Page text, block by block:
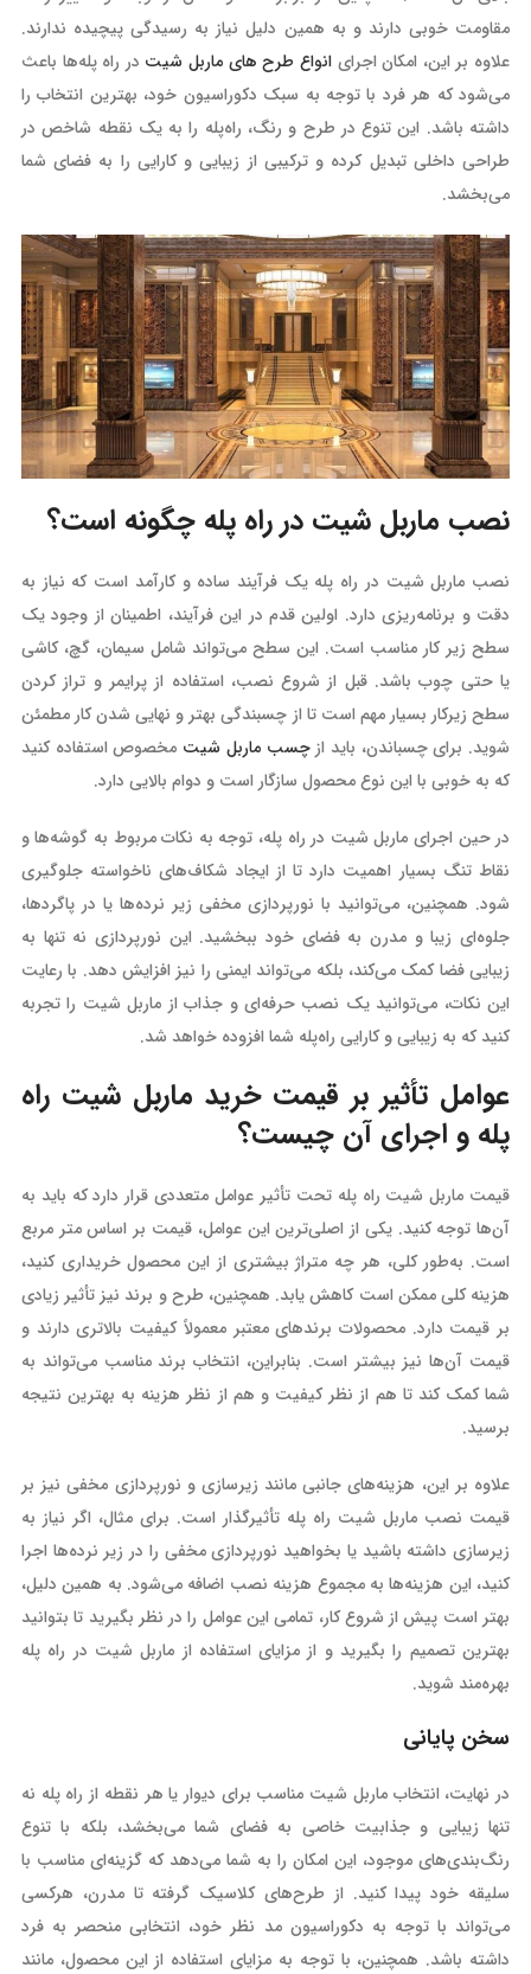
مقاومت خوبی دارند و به همین دلیل نیاز به رسیدگی پیچیده ندارند.
علاوه بر این، امکان اجرایانواع طرح های ماربل شیت در راه پله‌ها باعث
می‌شود که هر فرد با توجه به سبک دکوراسیون خود، بهترین انتخاب را
داشته باشد. این تنوع در طرح و رنگ، راه‌پله را به یک نقطه شاخص در
طراحی داخلی تبدیل کرده و ترکیبی از زیبایی و کارایی را به فضای شما
می‌بخشد.
نصب ماربل شیت در راه پله چگونه است؟
نصب ماربل شیت در راه‌ پله یک فرآیند ساده و کارآمد است که نیاز به
دقت و برنامه‌ریزی دارد. اولین قدم در این فرآیند، اطمینان از وجود یک
سطح زیر کار مناسب است. این سطح می‌تواند شامل سیمان، گچ، کاشی
یا حتی چوب باشد. قبل از شروع نصب، استفاده از پرایمر و تراز کردن
سطح زیرکار بسیار مهم است تا از چسبندگی بهتر و نهایی شدن کار مطمئن
شوید. برای چسباندن، باید ازچسب ماربل شیت مخصوص استفاده کنید
که به خوبی با این نوع محصول سازگار است و دوام بالایی دارد.
در حین اجرای ماربل شیت در راه پله، توجه به نکات مربوط به گوشه‌ها و
نقاط تنگ بسیار اهمیت دارد تا از ایجاد شکاف‌های ناخواسته جلوگیری
شود. همچنین، می‌توانید با نورپردازی مخفی زیر نرده‌ها یا در پاگردها،
جلوه‌ای زیبا و مدرن به فضای خود ببخشید. این نورپردازی نه تنها به
زیبایی فضا کمک می‌کند، بلکه می‌تواند ایمنی را نیز افزایش دهد. با رعایت
این نکات، می‌توانید یک نصب حرفه‌ای و جذاب از ماربل شیت را تجربه
کنید که به زیبایی و کارایی راه‌پله شما افزوده خواهد شد.
عوامل تأثیر بر قیمت خرید ماربل شیت راه
پله و اجرای آن چیست؟
قیمت ماربل شیت راه پله تحت تأثیر عوامل متعددی قرار دارد که باید به
آن‌ها توجه کنید. یکی از اصلی‌ترین این عوامل، قیمت بر اساس متر مربع
است. به‌طور کلی، هر چه متراژ بیشتری از این محصول خریداری کنید،
هزینه کلی ممکن است کاهش یابد. همچنین، طرح و برند نیز تأثیر زیادی
بر قیمت دارد. محصولات برندهای معتبر معمولاً کیفیت بالاتری دارند و
قیمت آن‌ها نیز بیشتر است. بنابراین، انتخاب برند مناسب می‌تواند به
شما کمک کند تا هم از نظر کیفیت و هم از نظر هزینه به بهترین نتیجه
برسید.
علاوه بر این، هزینه‌های جانبی مانند زیرسازی و نورپردازی مخفی نیز بر
قیمت نصب ماربل شیت راه پله تأثیرگذار است. برای مثال، اگر نیاز به
زیرسازی داشته باشید یا بخواهید نورپردازی مخفی را در زیر نرده‌ها اجرا
کنید، این هزینه‌ها به مجموع هزینه نصب اضافه می‌شود. به همین دلیل،
بهتر است پیش از شروع کار، تمامی این عوامل را در نظر بگیرید تا بتوانید
بهترین تصمیم را بگیرید و از مزایای استفاده از ماربل شیت در راه پله
بهره‌مند شوید.
سخن پایانی
در نهایت، انتخاب ماربل شیت مناسب برای دیوار یا هر نقطه از راه پله نه
تنها زیبایی و جذابیت خاصی به فضای شما می‌بخشد، بلکه با تنوع
رنگ‌بندی‌های موجود، این امکان را به شما می‌دهد که گزینه‌ای مناسب با
سلیقه خود پیدا کنید. از طرح‌های کلاسیک گرفته تا مدرن، هرکسی
می‌تواند با توجه به دکوراسیون مد نظر خود، انتخابی منحصر به فرد
داشته باشد. همچنین، با توجه به مزایای استفاده از این محصول، مانند